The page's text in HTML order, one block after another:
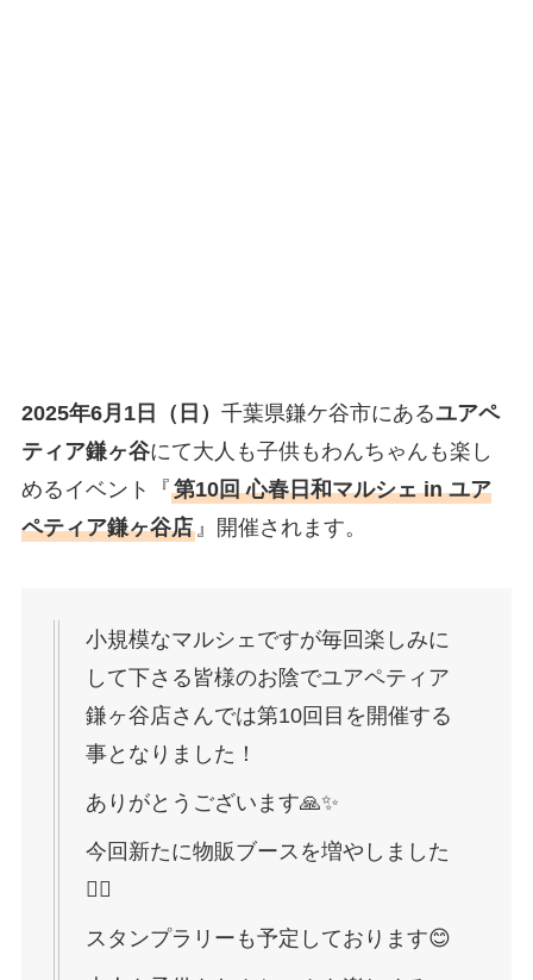
2025年6月1日（日） 千葉県鎌ケ谷市にあるユアペ
ティア鎌ヶ谷にて大人も子供もわんちゃんも楽し
めるイベント『第10回 心春日和マルシェ in ユア
ペティア鎌ヶ谷店』開催されます。
小規模なマルシェですが毎回楽しみに
して下さる皆様のお陰でユアペティア
鎌ヶ谷店さんでは第10回目を開催する
事となりました！
ありがとうございます🙏✨
今回新たに物販ブースを増やしました
👍🏻
スタンプラリーも予定しております😊